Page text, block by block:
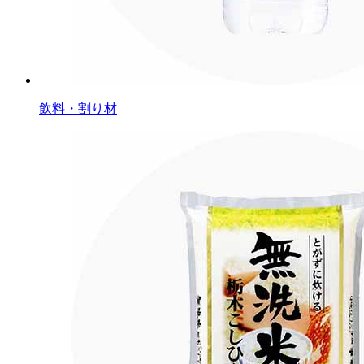
飲料・割り材